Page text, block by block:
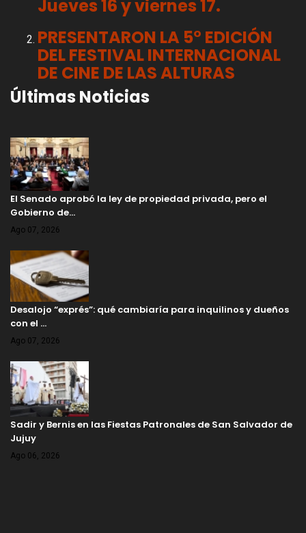
Jueves 16 y viernes 17.
PRESENTARON LA 5° EDICIÓN
DEL FESTIVAL INTERNACIONAL
DE CINE DE LAS ALTURAS
Últimas Noticias
El Senado aprobó la ley de propiedad privada, pero el
Gobierno de…
Ago 07, 2026
Desalojo “exprés”: qué cambiaría para inquilinos y dueños
con el …
Ago 07, 2026
Sadir y Bernis en las Fiestas Patronales de San Salvador de
Jujuy
Ago 06, 2026